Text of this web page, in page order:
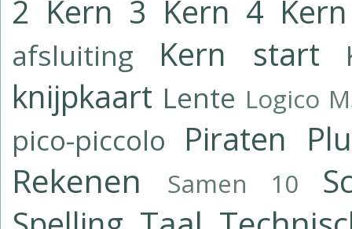
2 Kern 3 Kern 4
afsluiting Kern start
knijpkaart Lente Logico
pico-piccolo Piraten
Rekenen Samen 10